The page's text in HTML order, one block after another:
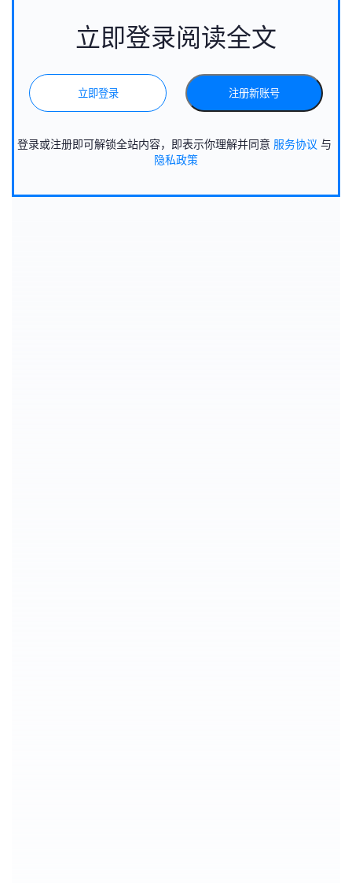
立即登录阅读全文
立即登录 注册新账号
登录或注册即可解锁全站内容，即表示你理解并同意 服务协议 与
隐私政策